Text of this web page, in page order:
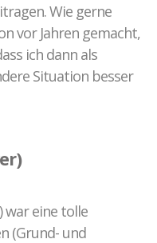
Wie gerne
vor Jahren gemacht,
ich dann als
Situation besser
war eine tolle
(Grund- und